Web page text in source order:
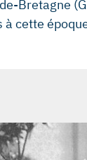
Bretagne
cette